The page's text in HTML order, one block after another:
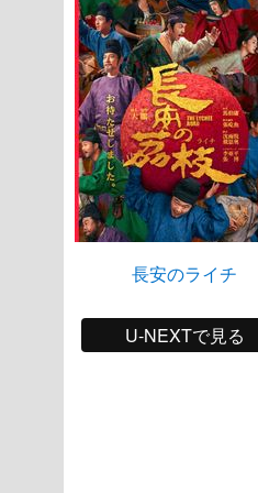
長安のライチ
U-NEXTで見る